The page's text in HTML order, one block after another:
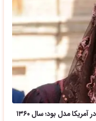
مدل بود؛ سال ۱۳۶۰